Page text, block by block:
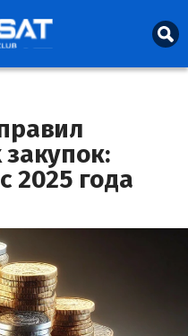
закупок:
2025 года